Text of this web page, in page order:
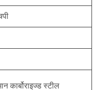
कार्बोराइज्ड स्टील